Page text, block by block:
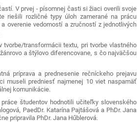
V prvej - písomnej časti si žiaci overili svoje
riešili rozličné typy úloh zamerané na prácu
overenie vedomostí a zručností z jednotlivých
transformácii textu, pri tvorbe vlastného
a štýlovo diferencovane, s čo najväčšou
príprava a prednesenie rečníckeho prejavu
museli predniesť najmenej 10 viet naspamäť
komunikácie.
študentov hodnotili učiteľky slovenského
PaedDr. Katarína Pajtášová a PhDr. Jana
pripravila PhDr. Jana Hűblerová.